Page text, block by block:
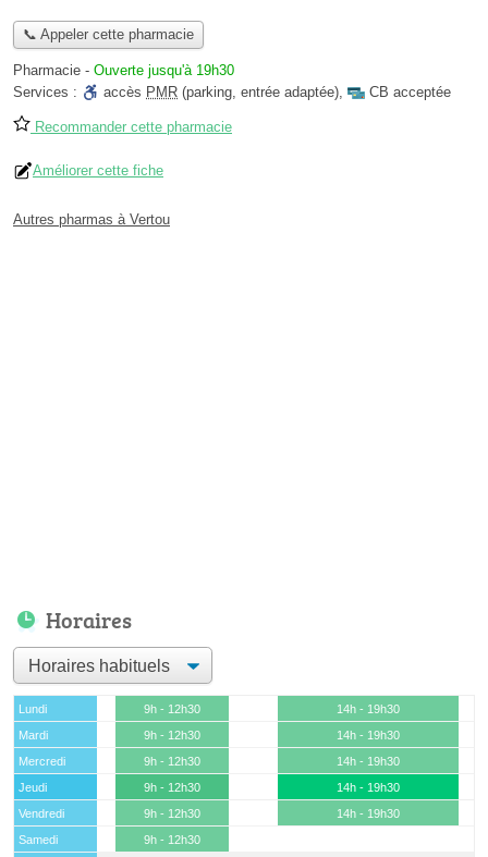
📞 Appeler cette pharmacie
Pharmacie - Ouverte jusqu'à 19h30
Services :
accès PMR (parking, entrée adaptée), CB acceptée
Recommander cette pharmacie
Améliorer cette fiche
Autres pharmas à Vertou
Horaires
Lundi 9h - 12h30
14h - 19h30
Mardi
9h - 12h30
14h - 19h30
Mercredi
9h - 12h30
14h - 19h30
Jeudi
9h - 12h30
14h - 19h30
Vendredi
9h - 12h30
14h - 19h30
Samedi
9h - 12h30